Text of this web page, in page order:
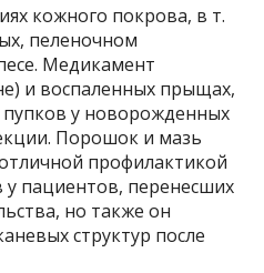
кожного покрова, в т.
пеленочном
Медикамент
и воспаленных прыщах,
у новорожденных
Порошок и мазь
профилактикой
у пациентов, перенесших
но также он
структур после